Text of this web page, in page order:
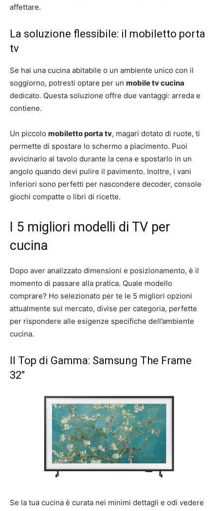
affettare.
La soluzione flessibile: il mobiletto porta
tv
Se hai una cucina abitabile o un ambiente unico con il
soggiorno, potresti optare per un mobile tv cucina
dedicato. Questa soluzione offre due vantaggi: arreda e
contiene.
Un piccolo mobiletto porta tv, magari dotato di ruote, ti
permette di spostare lo schermo a piacimento. Puoi
avvicinarlo al tavolo durante la cena e spostarlo in un
angolo quando devi pulire il pavimento. Inoltre, i vani
inferiori sono perfetti per nascondere decoder, console
giochi compatte o libri di ricette.
I 5 migliori modelli di TV per
cucina
Dopo aver analizzato dimensioni e posizionamento, è il
momento di passare alla pratica. Quale modello
comprare? Ho selezionato per te le 5 migliori opzioni
attualmente sul mercato, divise per categoria, perfette
per rispondere alle esigenze specifiche dell’ambiente
cucina.
Il Top di Gamma: Samsung The Frame
32″
Se la tua cucina è curata nei minimi dettagli e odi vedere